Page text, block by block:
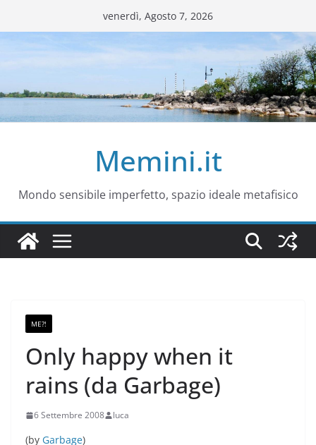
al
contenuto
venerdì, Agosto 7, 2026
Memini.it
Mondo sensibile imperfetto, spazio ideale metafisico
ME?!
Only happy when it
rains (da Garbage)
6 Settembre 2008 luca
(by Garbage)